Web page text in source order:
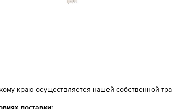
краю осуществляется нашей собственной